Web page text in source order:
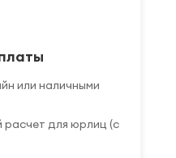
или наличными
расчет для юрлиц (с